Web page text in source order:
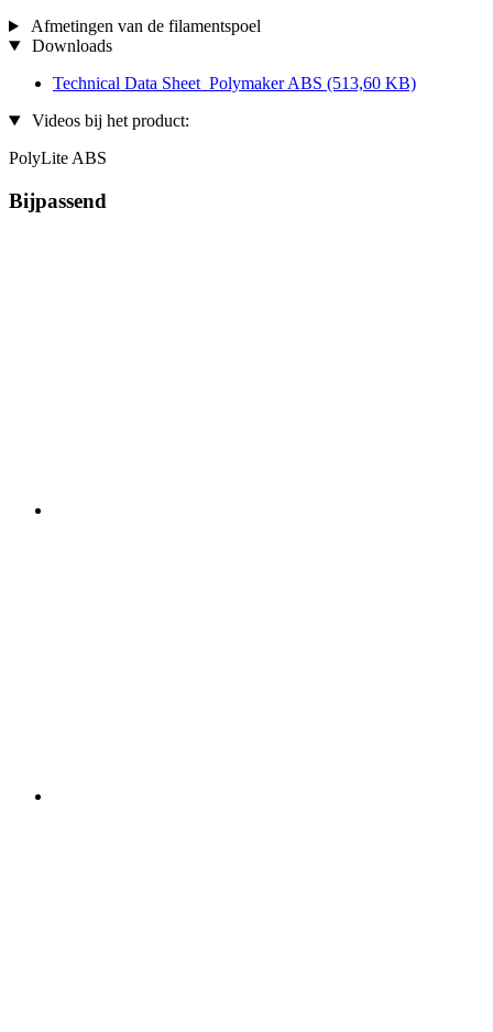
Afmetingen van de filamentspoel
Downloads
Technical Data Sheet_Polymaker ABS (513,60 KB)
Videos bij het product:
PolyLite ABS
Bijpassend